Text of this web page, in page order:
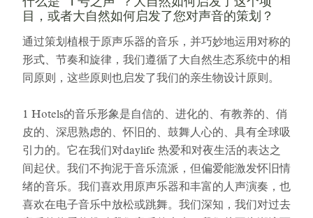
目，或者大自然如何启发了您对声音的策划？
通过策划植根于原声乐器的音乐，并巧妙地运用对称的
形式、节奏和旋律，我们遵循了大自然生态系统中的相
同原则，这些原则也启发了我们的亲生物设计原则。
1 Hotels的音乐形象是自信的、进化的、有教养的、俏
皮的、深思熟虑的、怀旧的、鼓舞人心的、具有全球吸
引力的。它在我们对daylife 热爱和对夜生活的表达之
间起伏。我们不拘泥于音乐流派，但偏爱能激发怀旧情
绪的音乐。我们喜欢用原声乐器和丰富的人声演奏，也
喜欢在电子音乐中放松或跳舞。我们深知，我们对过去